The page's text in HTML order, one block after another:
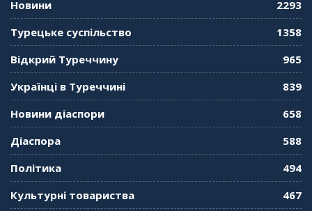
"Дзеркало діаспори". Випуск 11. Олександр
Середа
"Дзеркало діаспори". Випуск 10. Тонкощі та
"Дзеркало діаспори". Випуск 8. Розмова з
Послом
Новини
2293
Турецьке суспільство
1358
Відкрий Туреччину
965
Українці в Туреччині
839
Новини діаспори
658
Діаспора
588
Політика
494
Культурні товариства
467